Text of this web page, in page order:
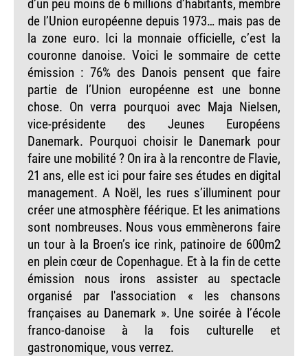
de l’Union européenne depuis 1973… mais pas de
la zone euro. Ici la monnaie officielle, c’est la
couronne danoise. Voici le sommaire de cette
émission : 76% des Danois pensent que faire
partie de l’Union européenne est une bonne
chose. On verra pourquoi avec Maja Nielsen,
vice-présidente des Jeunes Européens
Danemark. Pourquoi choisir le Danemark pour
faire une mobilité ? On ira à la rencontre de Flavie,
21 ans, elle est ici pour faire ses études en digital
management. A Noël, les rues s’illuminent pour
créer une atmosphère féérique. Et les animations
sont nombreuses. Nous vous emmènerons faire
un tour à la Broen’s ice rink, patinoire de 600m2
en plein cœur de Copenhague. Et à la fin de cette
émission nous irons assister au spectacle
organisé par l'association « les chansons
françaises au Danemark ». Une soirée à l’école
franco-danoise à la fois culturelle et
gastronomique, vous verrez.